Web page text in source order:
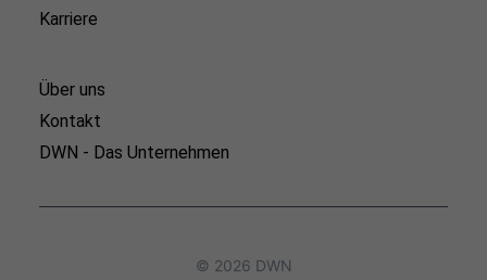
Karriere
Über uns
Kontakt
DWN - Das Unternehmen
© 2026 DWN